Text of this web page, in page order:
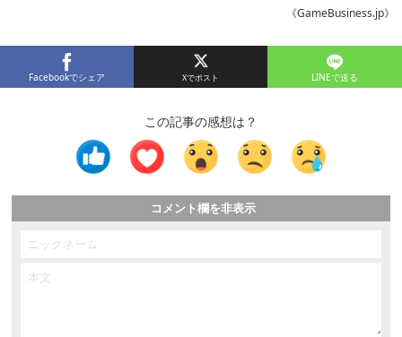
《GameBusiness.jp》
Facebookでシェア LINEで送る
この記事の感想は？
コメント欄を非表示